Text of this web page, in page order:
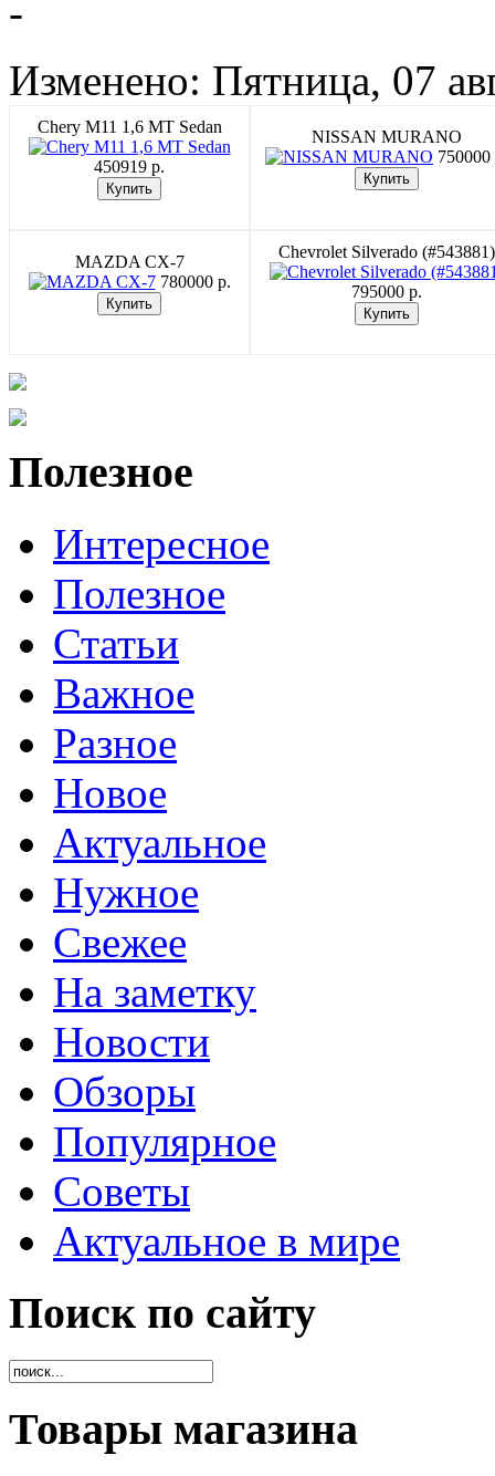
-
Изменено: Пятница, 07
Chery M11 1,6 MT Sedan
450919 p.
NISSAN MURANO
750000
MAZDA CX-7
780000 p.
Chevrolet Silverado (#543881)
795000 p.
Полезное
Интересное
Полезное
Статьи
Важное
Разное
Новое
Актуальное
Нужное
Свежее
На заметку
Новости
Обзоры
Популярное
Советы
Актуальное в мире
Поиск по сайту
Товары магазина